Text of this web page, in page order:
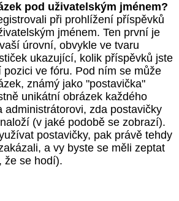
pod uživatelským jménem?
při prohlížení příspěvků
jménem. Ten první je
úrovní, obvykle ve tvaru
ukazující, kolik příspěvků jste
pozici ve fóru. Pod ním se může
známý jako "postavička"
unikátní obrázek každého
administrátorovi, zda postavičky
(v jaké podobě se zobrazí).
postavičky, pak právě tehdy
a vy byste se měli zeptat
že se hodí).